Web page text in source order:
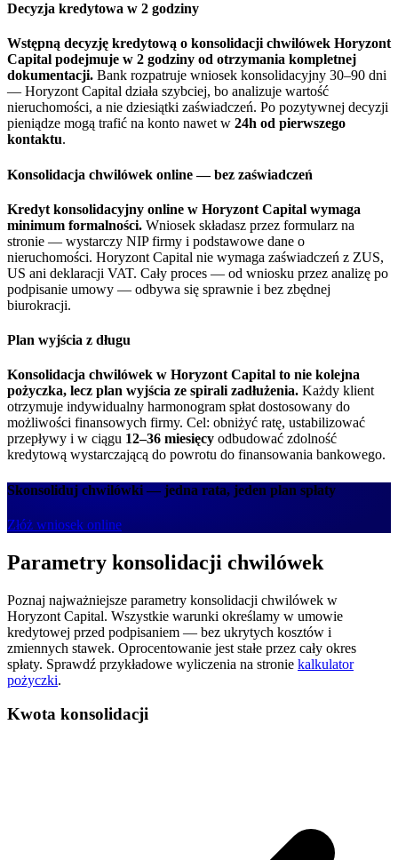
Decyzja kredytowa w 2 godziny
Wstępną decyzję kredytową o konsolidacji chwilówek Horyzont
Capital podejmuje w 2 godziny od otrzymania kompletnej
dokumentacji. Bank rozpatruje wniosek konsolidacyjny 30–90 dni
— Horyzont Capital działa szybciej, bo analizuje wartość
nieruchomości, a nie dziesiątki zaświadczeń. Po pozytywnej decyzji
pieniądze mogą trafić na konto nawet w 24h od pierwszego
kontaktu.
Konsolidacja chwilówek online — bez zaświadczeń
Kredyt konsolidacyjny online w Horyzont Capital wymaga
minimum formalności. Wniosek składasz przez formularz na
stronie — wystarczy NIP firmy i podstawowe dane o
nieruchomości. Horyzont Capital nie wymaga zaświadczeń z ZUS,
US ani deklaracji VAT. Cały proces — od wniosku przez analizę po
podpisanie umowy — odbywa się sprawnie i bez zbędnej
biurokracji.
Plan wyjścia z długu
Konsolidacja chwilówek w Horyzont Capital to nie kolejna
pożyczka, lecz plan wyjścia ze spirali zadłużenia. Każdy klient
otrzymuje indywidualny harmonogram spłat dostosowany do
możliwości finansowych firmy. Cel: obniżyć ratę, ustabilizować
przepływy i w ciągu 12–36 miesięcy odbudować zdolność
kredytową wystarczającą do powrotu do finansowania bankowego.
Skonsoliduj chwilówki — jedna rata, jeden plan spłaty
Złóż wniosek online
Parametry konsolidacji chwilówek
Poznaj najważniejsze parametry konsolidacji chwilówek w
Horyzont Capital. Wszystkie warunki określamy w umowie
kredytowej przed podpisaniem — bez ukrytych kosztów i
zmiennych stawek. Oprocentowanie jest stałe przez cały okres
spłaty. Sprawdź przykładowe wyliczenia na stronie kalkulator
pożyczki.
Kwota konsolidacji